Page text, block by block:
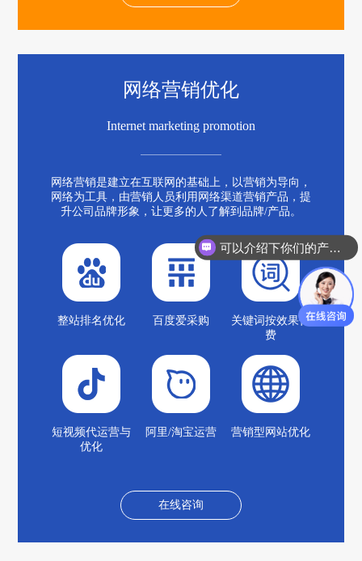
网络营销优化
Internet marketing promotion
网络营销是建立在互联网的基础上，以营销为导向，
网络为工具，由营销人员利用网络渠道营销产品，提
升公司品牌形象，让更多的人了解到品牌/产品。
整站排名优化 百度爱采购
关键词按效果付
费
短视频代运营与
优化
阿里/淘宝运营 营销型网站优化
在线咨询
可以介绍下你们的产品么？